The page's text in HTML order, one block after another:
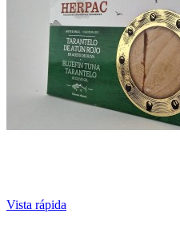
Vista rápida